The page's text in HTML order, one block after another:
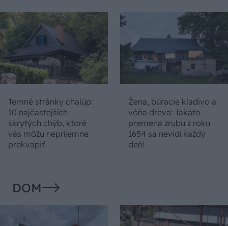
Temné stránky chalúp:
10 najčastejších
skrytých chýb, ktoré
vás môžu nepríjemne
prekvapiť
Žena, búracie kladivo a
vôňa dreva: Takáto
premena zrubu z roku
1654 sa nevidí každý
deň!
DOM